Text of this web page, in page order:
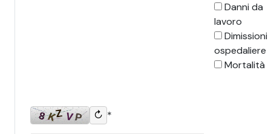
Danni da
lavoro
Dimissioni
ospedaliere
Mortalità
↻ *